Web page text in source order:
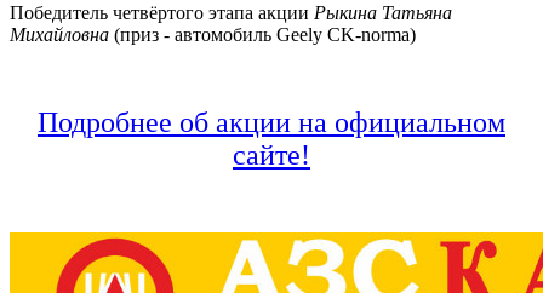
Победитель четвёртого этапа акции Рыкина Татьяна
Михайловна (приз - автомобиль Geely CK-norma)
Подробнее об акции на официальном
сайте!